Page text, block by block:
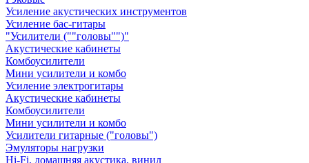
Усиление акустических инструментов
Усиление бас-гитары
"Усилители (""головы"")"
Акустические кабинеты
Комбоусилители
Мини усилители и комбо
Усиление электрогитары
Акустические кабинеты
Комбоусилители
Мини усилители и комбо
Усилители гитарные ("головы")
Эмуляторы нагрузки
Hi-Fi, домашняя акустика, винил